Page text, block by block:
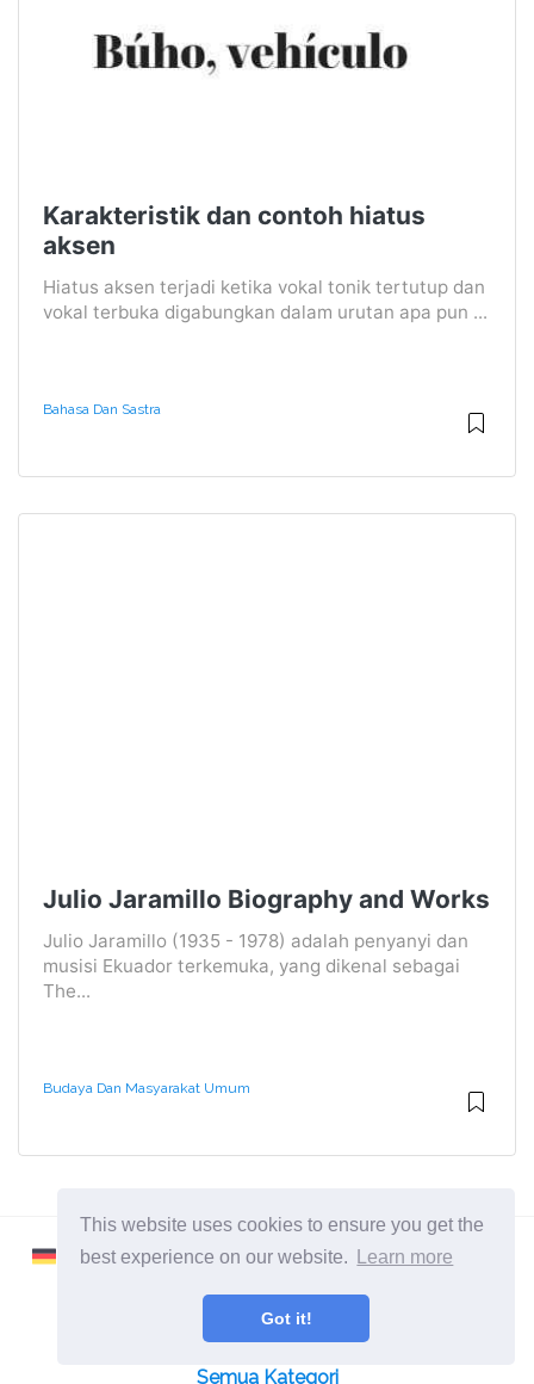
This website uses cookies to ensure you get the
best experience on our website.
Learn more
Got it!
Karakteristik dan contoh hiatus
aksen
Hiatus aksen terjadi ketika vokal tonik tertutup dan
vokal terbuka digabungkan dalam urutan apa pun ...
Bahasa Dan Sastra
Julio Jaramillo Biography and Works
Julio Jaramillo (1935 - 1978) adalah penyanyi dan
musisi Ekuador terkemuka, yang dikenal sebagai
The...
Budaya Dan Masyarakat Umum
2026 ©Learnaboutworld
Semua Kategori